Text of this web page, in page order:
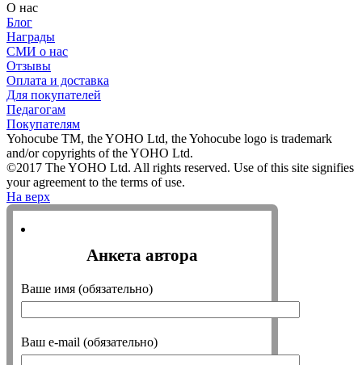
О нас
Блог
Награды
СМИ о нас
Отзывы
Оплата и доставка
Для покупателей
Педагогам
Покупателям
Yohocube TM, the YOHO Ltd, the Yohocube logo is trademark
and/or copyrights of the YOHO Ltd.
©2017 The YOHO Ltd. All rights reserved. Use of this site signifies
your agreement to the terms of use.
На верх
Анкета автора
Ваше имя (обязательно)
Ваш e-mail (обязательно)